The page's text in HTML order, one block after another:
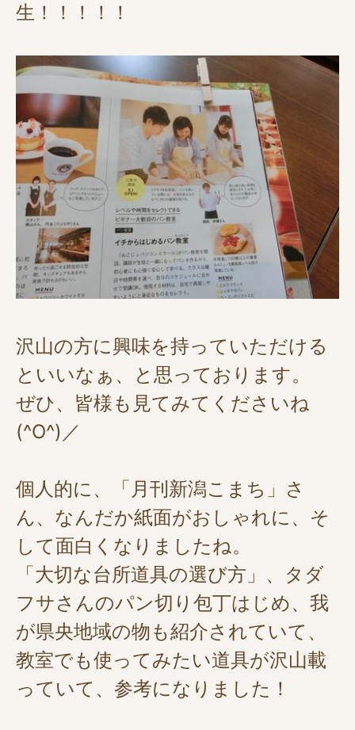
生！！！！！
沢山の方に興味を持っていただける
といいなぁ、と思っております。
ぜひ、皆様も見てみてくださいね
(^O^)／
個人的に、「月刊新潟こまち」さ
ん、なんだか紙面がおしゃれに、そ
して面白くなりましたね。
「大切な台所道具の選び方」、タダ
フサさんのパン切り包丁はじめ、我
が県央地域の物も紹介されていて、
教室でも使ってみたい道具が沢山載
っていて、参考になりました！